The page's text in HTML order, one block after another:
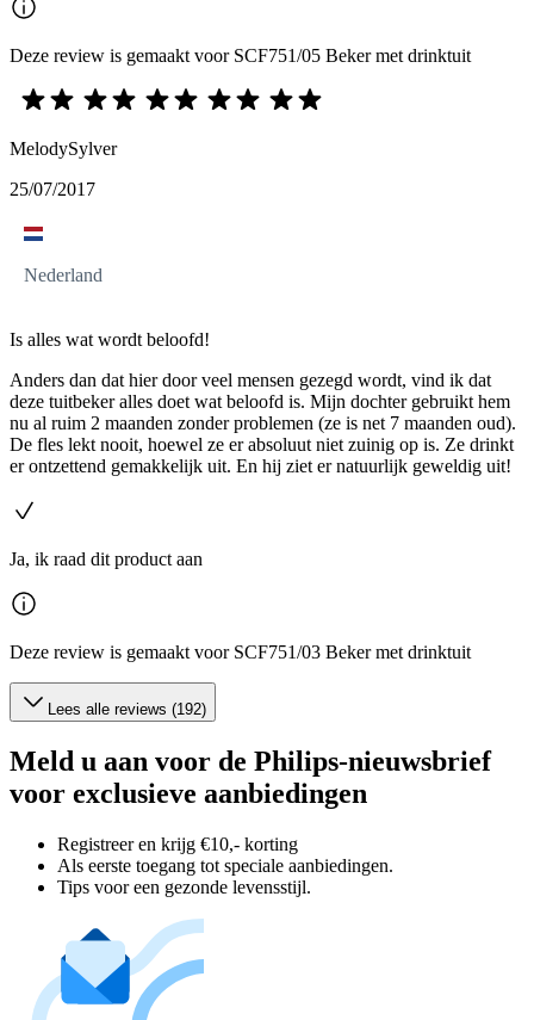
Deze review is gemaakt voor SCF751/05 Beker met drinktuit
MelodySylver
25/07/2017
Nederland
Is alles wat wordt beloofd!
Anders dan dat hier door veel mensen gezegd wordt, vind ik dat
deze tuitbeker alles doet wat beloofd is. Mijn dochter gebruikt hem
nu al ruim 2 maanden zonder problemen (ze is net 7 maanden oud).
De fles lekt nooit, hoewel ze er absoluut niet zuinig op is. Ze drinkt
er ontzettend gemakkelijk uit. En hij ziet er natuurlijk geweldig uit!
Ja, ik raad dit product aan
Deze review is gemaakt voor SCF751/03 Beker met drinktuit
Lees alle reviews (192)
Meld u aan voor de Philips-nieuwsbrief
voor exclusieve aanbiedingen
Registreer en krijg €10,- korting
Als eerste toegang tot speciale aanbiedingen.
Tips voor een gezonde levensstijl.